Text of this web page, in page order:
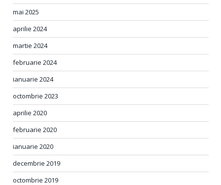
mai 2025
aprilie 2024
martie 2024
februarie 2024
ianuarie 2024
octombrie 2023
aprilie 2020
februarie 2020
ianuarie 2020
decembrie 2019
octombrie 2019